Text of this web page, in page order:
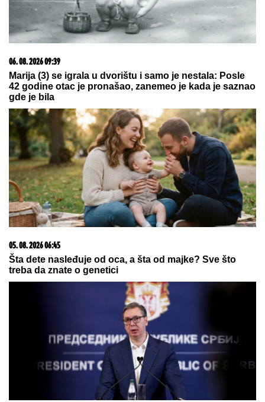
06. 08. 2026 09:39
Marija (3) se igrala u dvorištu i samo je nestala: Posle
42 godine otac je pronašao, zanemeo je kada je saznao
gde je bila
05. 08. 2026 06:45
Šta dete nasleđuje od oca, a šta od majke? Sve što
treba da znate o genetici